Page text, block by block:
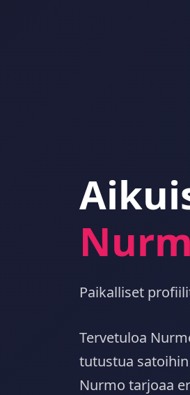
Paikalliset
Tervetuloa
tutustua
Nurmo tarjoaa